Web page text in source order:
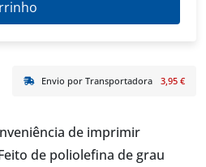
Envio por Transportadora 3,95 €
de imprimir
de poliolefina de grau